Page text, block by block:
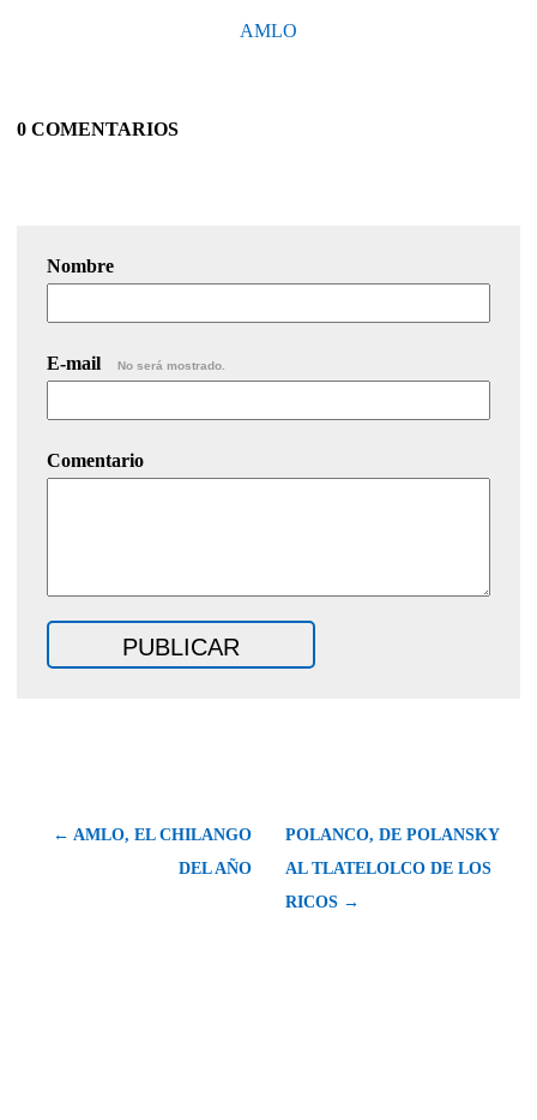
AMLO
0 COMENTARIOS
Nombre
E-mail No será mostrado.
Comentario
← AMLO, EL CHILANGO
DEL AÑO
POLANCO, DE POLANSKY
AL TLATELOLCO DE LOS
RICOS →